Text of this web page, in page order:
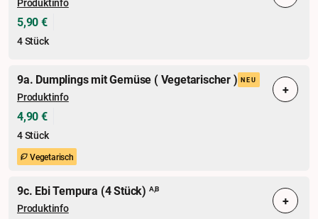
5,90 €
4 Stück
9a. Dumplings mit Gemüse ( Vegetarischer ) NEU
Produktinfo
4,90 €
4 Stück
Vegetarisch
+
9c. Ebi Tempura (4 Stück) A,B
Produktinfo +